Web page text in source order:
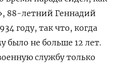
88-летний Геннадий
году, так что, когда
было не больше 12 лет.
службу только